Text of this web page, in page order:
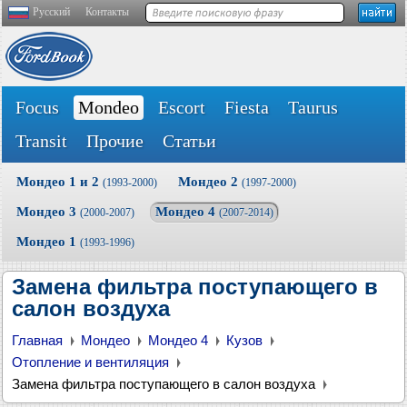
Русский Контакты
Focus Mondeo Escort Fiesta
Taurus
Transit
Прочие Статьи
Мондео 1 и 2 (1993-2000) Мондео 2 (1997-2000)
Мондео 3 (2000-2007) Мондео 4 (2007-2014)
Мондео 1 (1993-1996)
Замена фильтра поступающего в
салон воздуха
Главная Мондео Мондео 4
Кузов
Отопление и вентиляция
Замена фильтра поступающего в салон воздуха